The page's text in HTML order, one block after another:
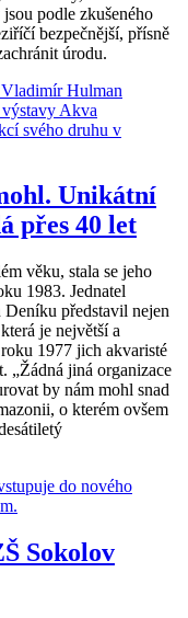
podle zkušeného
bezpečnější, přísně
úrodu.
Unikátní
přes 40 let
věku, stala se jeho
1983. Jednatel
představil nejen
je největší a
1977 jich akvaristé
„Žádná jiná organizace
by nám mohl snad
o kterém ovšem
Sokolov